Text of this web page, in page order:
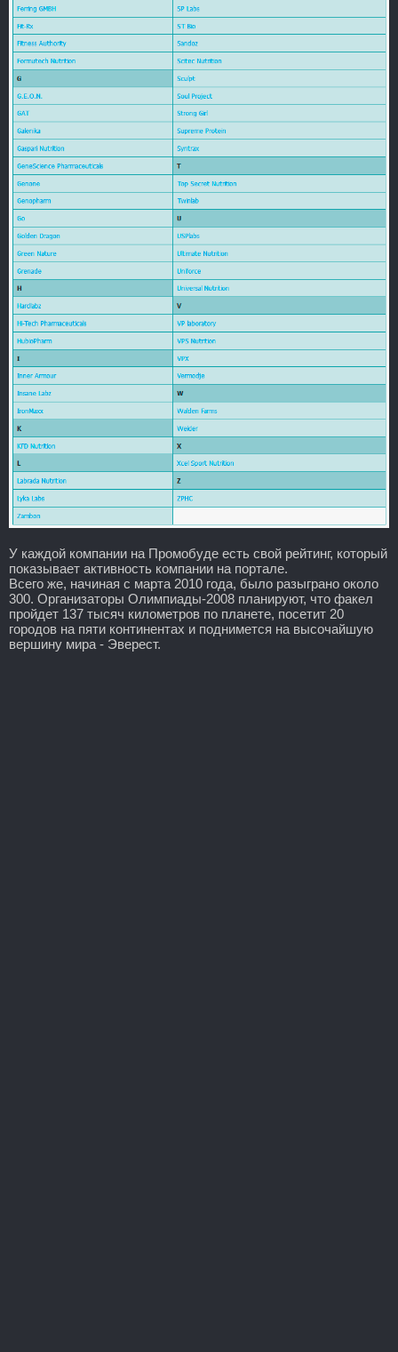
У каждой компании на Промобуде есть свой рейтинг, который
показывает активность компании на портале.
Всего же, начиная с марта 2010 года, было разыграно около
300. Организаторы Олимпиады-2008 планируют, что факел
пройдет 137 тысяч километров по планете, посетит 20
городов на пяти континентах и поднимется на высочайшую
вершину мира - Эверест.